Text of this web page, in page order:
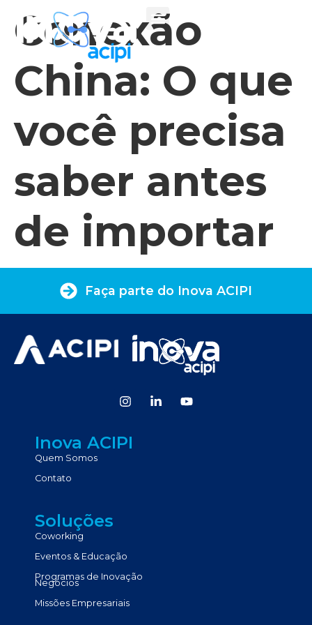
Conexão
China: O que
você precisa
saber antes
de importar
Faça parte do Inova ACIPI
Inova ACIPI
Quem Somos
Contato
Soluções
Coworking
Eventos & Educação
Programas de Inovação
Negócios
Missões Empresariais